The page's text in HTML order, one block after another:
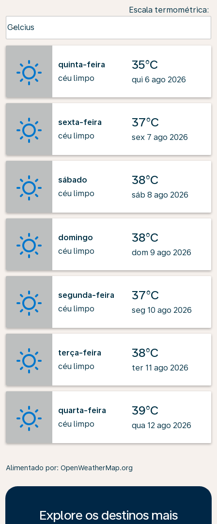
Escala termométrica:
Celcius
keyboard_arrow_down
quinta-feira
céu limpo
35°C
qui 6 ago 2026
sexta-feira
céu limpo
37°C
sex 7 ago 2026
sábado
céu limpo
38°C
sáb 8 ago 2026
domingo
céu limpo
38°C
dom 9 ago 2026
segunda-feira
céu limpo
37°C
seg 10 ago 2026
terça-feira
céu limpo
38°C
ter 11 ago 2026
quarta-feira
céu limpo
39°C
qua 12 ago 2026
Alimentado por: OpenWeatherMap.org
Explore os destinos mais